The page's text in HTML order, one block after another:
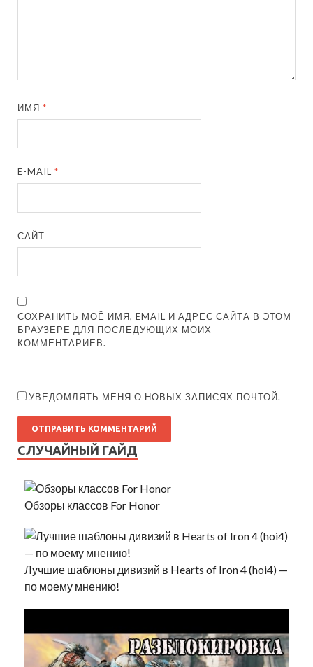
ИМЯ*
E-MAIL*
САЙТ
СОХРАНИТЬ МОЁ ИМЯ, EMAIL И АДРЕС САЙТА В ЭТОМ
БРАУЗЕРЕ ДЛЯ ПОСЛЕДУЮЩИХ МОИХ
КОММЕНТАРИЕВ.
УВЕДОМЛЯТЬ МЕНЯ О НОВЫХ ЗАПИСЯХ ПОЧТОЙ.
СЛУЧАЙНЫЙ ГАЙД
Обзоры классов For Honor
Лучшие шаблоны дивизий в Hearts of Iron 4 (hoi4) —
по моему мнению!